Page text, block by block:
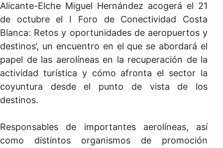
Alicante-Elche Miguel Hernández acogerá el 21
de octubre el I Foro de Conectividad Costa
Blanca: Retos y oportunidades de aeropuertos y
destinos’, un encuentro en el que se abordará el
papel de las aerolíneas en la recuperación de la
actividad turística y cómo afronta el sector la
coyuntura desde el punto de vista de los
destinos.
Responsables de importantes aerolíneas, así
como distintos organismos de promoción